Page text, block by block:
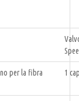
per la fibra
1